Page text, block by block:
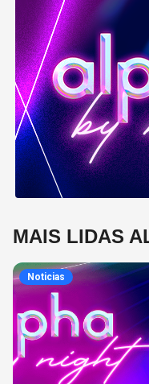
MAIS LIDAS
Noticias